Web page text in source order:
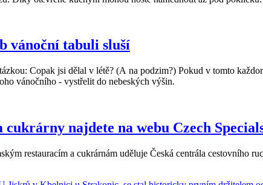
vánoční tabuli sluší
Copak jsi dělal v létě? (A na podzim?) Pokud v tomto
vánočního - vystřelit do nebeských výšin.
najdete na webu Czech
restauracím a cukrárnám uděluje Česká centrála cestovního